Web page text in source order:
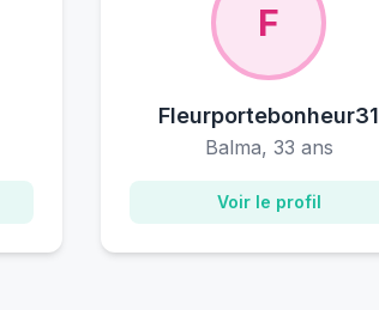
F
Fleurportebonheur31
Balma, 33 ans
Voir le profil